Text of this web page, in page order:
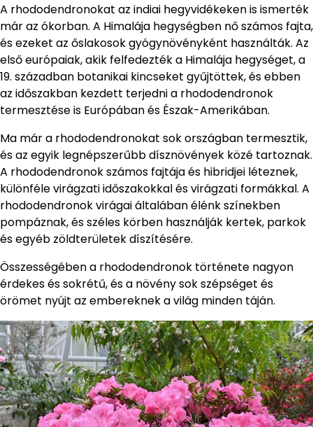
A rhododendronokat az indiai hegyvidékeken is ismerték
már az ókorban. A Himalája hegységben nő számos fajta,
és ezeket az őslakosok gyógynövényként használták. Az
első európaiak, akik felfedezték a Himalája hegységet, a
19. században botanikai kincseket gyűjtöttek, és ebben
az időszakban kezdett terjedni a rhododendronok
termesztése is Európában és Észak-Amerikában.
Ma már a rhododendronokat sok országban termesztik,
és az egyik legnépszerűbb dísznövények közé tartoznak.
A rhododendronok számos fajtája és hibridjei léteznek,
különféle virágzati időszakokkal és virágzati formákkal. A
rhododendronok virágai általában élénk színekben
pompáznak, és széles körben használják kertek, parkok
és egyéb zöldterületek díszítésére.
Összességében a rhododendronok története nagyon
érdekes és sokrétű, és a növény sok szépséget és
örömet nyújt az embereknek a világ minden táján.